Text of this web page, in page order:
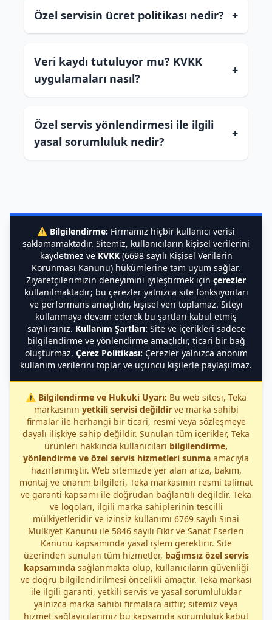
Özel servisin ücret politikası nedir? +
Veri kaydı tutuluyor mu? KVKK
uygulamaları nasıl?
+
Özel servis yönlendirmesi ile ilgili
yasal sorumluluk nedir?
+
⚠️ Bilgilendirme: Firmamız hiçbir kullanıcı verisi
saklamamaktadır. Sitemiz, kullanıcıların kişisel verilerini
kaydetmez ve KVKK(6698 sayılı Kişisel Verilerin
Korunması Kanunu) hükümlerine tam uyum sağlar.
Ziyaretçilerimizin deneyimini iyileştirmek için çerezler
kullanılmaktadır; bu çerezler yalnızca site fonksiyonları
ve performans amaçlıdır, kişisel veri toplamaz. Siteyi
kullanmaya devam ederek bu şartları kabul etmiş
sayılırsınız. Kullanım Şartları: Site ve içerikleri sadece
bilgilendirme ve yönlendirme amaçlıdır, ticari bir bağ
oluşturmaz. Çerez Politikası: Çerezler yalnızca anonim
kullanım verilerini toplar ve üçüncü kişilerle paylaşılmaz.
⚠️ Bilgilendirme ve Hukuki Uyarı: Bu web sitesi, Teka
markasının yetkili servisi değildirve marka sahibi
firmalar ile herhangi bir ticari, resmi veya sözleşmeye
dayalı ilişkiye sahip değildir. Sunulan tüm içerikler, Teka
ürünleri hakkında kullanıcıları bilgilendirme,
yönlendirme ve özel servis hizmetleri sunma amacıyla
hazırlanmıştır. Web sitemizde yer alan arıza, bakım,
montaj ve onarım bilgileri, Teka markasının resmi talimat
ve garanti kapsamı ile doğrudan bağlantılı değildir. Teka
ve logoları, ilgili marka sahiplerinin tescilli
mülkiyetleridir ve izinsiz kullanımı 6769 sayılı Sınai
Mülkiyet Kanunu ile 5846 sayılı Fikir ve Sanat Eserleri
Kanunu kapsamında yasal işlem gerektirir. Site
üzerinden sunulan tüm hizmetler, bağımsız özel servis
kapsamındasağlanmakta olup, kullanıcıların güvenliği
ve doğru bilgilendirilmesi öncelikli amaçtır. Teka markası
ile ilgili garanti, yetkili servis ve yasal sorumluluklar
yalnızca marka sahibi firmalara aittir; sitemiz veya
hizmet sağlayıcılarımız bu kapsamda sorumluluk kabul